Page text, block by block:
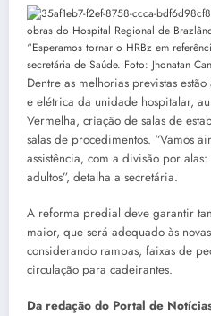
“Esperamos tornar o HRBz em
secretária de Saúde. Foto: Jhonatan
Dentre as melhorias previstas
e elétrica da unidade hospitalar,
Vermelha, criação de salas de
salas de procedimentos. “Vamos
assistência, com a divisão por
adultos”, detalha a secretária.
A reforma predial deve garantir
maior, que será adequado às
considerando rampas, faixas de
circulação para cadeirantes.
Da redação do Portal de